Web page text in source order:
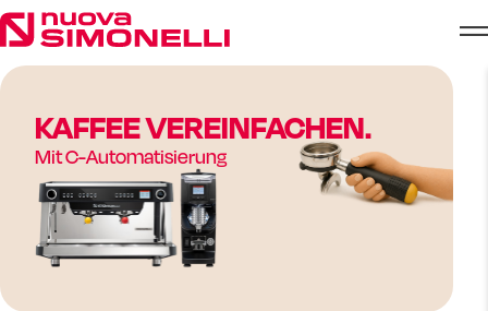
Skip to content
KAFFEE VEREINFACHEN.
Mit C-Automatisierung